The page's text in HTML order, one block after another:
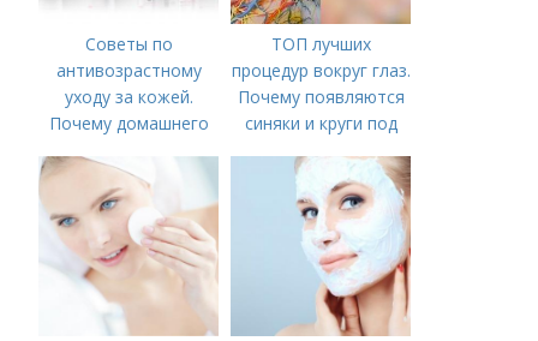
Советы по
антивозрастному
уходу за кожей.
Почему домашнего
ТОП лучших
процедур вокруг глаз.
Почему появляются
синяки и круги под